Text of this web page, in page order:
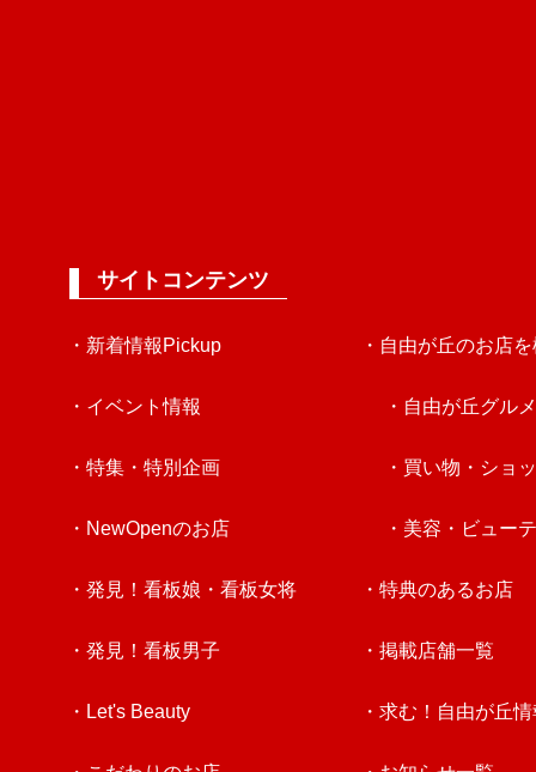
サイトコンテンツ
・新着情報Pickup
・イベント情報
・特集・特別企画
・NewOpenのお店
・発見！看板娘・看板女将
・発見！看板男子
・Let's Beauty
・自由が丘のお店
・自由が丘グルメ
・買い物・ショ
・美容・ビュー
・特典のあるお店
・掲載店舗一覧
・求む！自由が丘